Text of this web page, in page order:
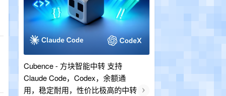
Cubence - 方块智能中转 支持
Claude Code，Codex，余额通
用，稳定耐用，性价比极高的中转 ›